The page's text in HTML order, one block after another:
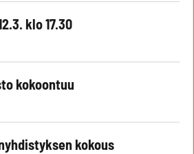
klo 17.30
kokoontuu
kokous